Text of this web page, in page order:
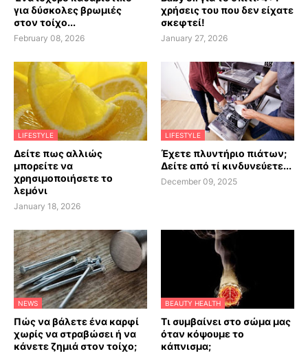
για δύσκολες βρωμιές
στον τοίχο...
February 08, 2026
χρήσεις του που δεν είχατε
σκεφτεί!
January 27, 2026
LIFESTYLE
Δείτε πως αλλιώς
μπορείτε να
χρησιμοποιήσετε το
λεμόνι
January 18, 2026
LIFESTYLE
Έχετε πλυντήριο πιάτων;
Δείτε από τί κινδυνεύετε...
December 09, 2025
NEWS
Πώς να βάλετε ένα καρφί
χωρίς να στραβώσει ή να
κάνετε ζημιά στον τοίχο;
BEAUTY HEALTH
Τι συμβαίνει στο σώμα μας
όταν κόψουμε το
κάπνισμα;